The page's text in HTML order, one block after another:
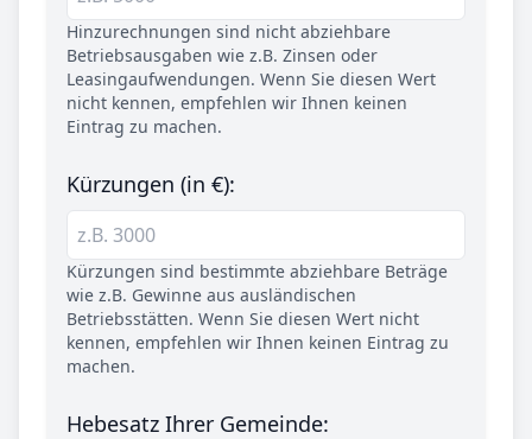
Hinzurechnungen sind nicht abziehbare
Betriebsausgaben wie z.B. Zinsen oder
Leasingaufwendungen. Wenn Sie diesen Wert
nicht kennen, empfehlen wir Ihnen keinen
Eintrag zu machen.
Kürzungen (in €):
Kürzungen sind bestimmte abziehbare Beträge
wie z.B. Gewinne aus ausländischen
Betriebsstätten. Wenn Sie diesen Wert nicht
kennen, empfehlen wir Ihnen keinen Eintrag zu
machen.
Hebesatz Ihrer Gemeinde: